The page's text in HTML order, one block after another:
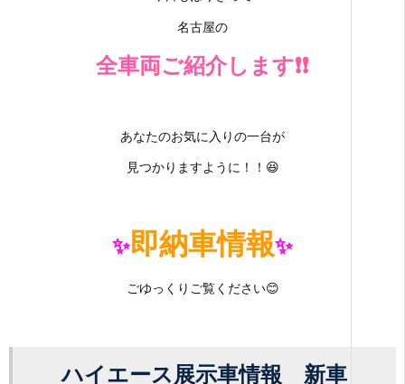
名古屋の
全車両ご紹介します❗❗
あなたのお気に入りの一台が
見つかりますように！！😆
✨即納車情報✨
ごゆっくりご覧ください😊
ハイエース展示車情報 新車